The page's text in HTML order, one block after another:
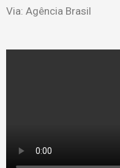
Via: Agência Brasil